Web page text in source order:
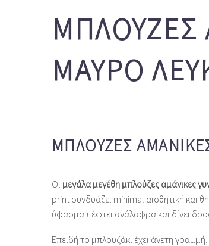
ΜΠΛΟΎΖΕΣ
ΜΑΎΡΟ
ΜΠΛΟΎΖΕΣ
Οι μεγάλα μεγέθη μπλούζες αμάνικες
print συνδυάζει minimal αισθητική και
ύφασμα πέφτει ανάλαφρα και δίνει
Επειδή το μπλουζάκι έχει άνετη